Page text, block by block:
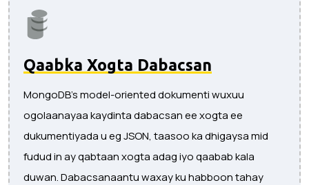
Qaabka Xogta Dabacsan
MongoDB's model-oriented dokumenti wuxuu
ogolaanayaa kaydinta dabacsan ee xogta ee
dukumentiyada u eg JSON, taasoo ka dhigaysa mid
fudud in ay qabtaan xogta adag iyo qaabab kala
duwan. Dabacsanaantu waxay ku habboon tahay